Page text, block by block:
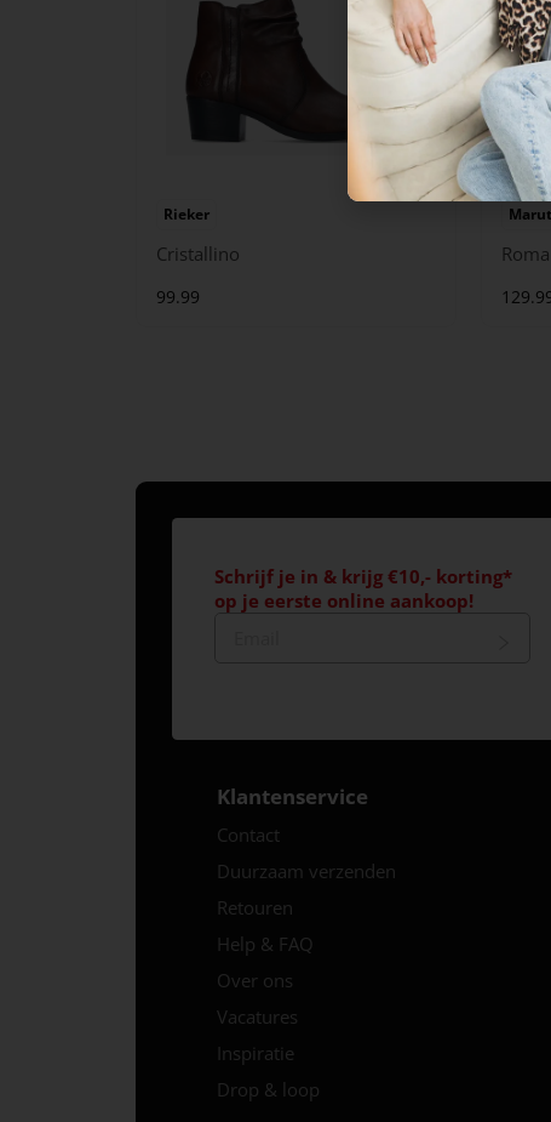
Rieker
Cristallino
99.99
Roma
Schrijf je in & krijg €10,- korting*
op je eerste online aankoop!
Klantenservice
Contact
Duurzaam verzenden
Retouren
Help & FAQ
Over ons
Vacatures
Inspiratie
Drop & loop